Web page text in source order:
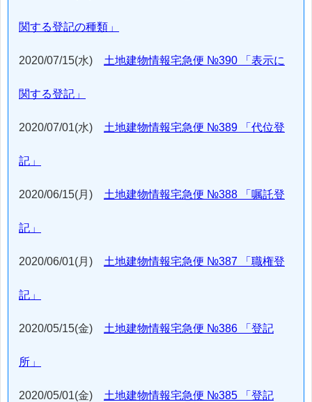
関する登記の種類」
2020/07/15(水) 土地建物情報宅急便 №390 「表示に
関する登記」
2020/07/01(水) 土地建物情報宅急便 №389 「代位登
記」
2020/06/15(月) 土地建物情報宅急便 №388 「嘱託登
記」
2020/06/01(月) 土地建物情報宅急便 №387 「職権登
記」
2020/05/15(金) 土地建物情報宅急便 №386 「登記
所」
2020/05/01(金) 土地建物情報宅急便 №385 「登記